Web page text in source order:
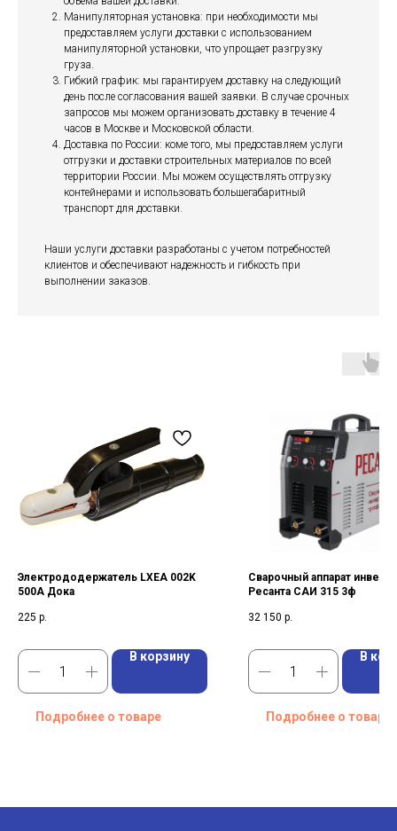
Манипуляторная установка: при необходимости мы
предоставляем услуги доставки с использованием
манипуляторной установки, что упрощает разгрузку
груза.
Гибкий график: мы гарантируем доставку на следующий
день после согласования вашей заявки. В случае срочных
запросов мы можем организовать доставку в течение 4
часов в Москве и Московской области.
Доставка по России: коме того, мы предоставляем услуги
отгрузки и доставки строительных материалов по всей
территории России. Мы можем осуществлять отгрузку
контейнерами и использовать большегабаритный
транспорт для доставки.
Наши услуги доставки разработаны с учетом потребностей
клиентов и обеспечивают надежность и гибкость при
выполнении заказов.
Электрододержатель LXEA 002K
500A Дока
225 р.
В корзину
Подробнее о товаре
Сварочный аппарат
Ресанта САИ 315 3ф
32 150 р.
В
Подробнее о товаре